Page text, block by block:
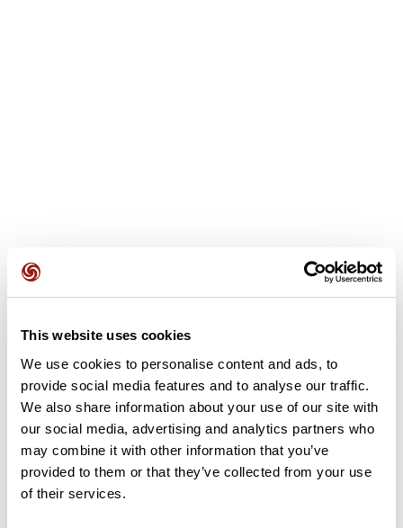
This website uses cookies
We use cookies to personalise content and ads, to
provide social media features and to analyse our traffic.
We also share information about your use of our site with
our social media, advertising and analytics partners who
may combine it with other information that you’ve
provided to them or that they’ve collected from your use
of their services.
Avis des utilisateurs
Soyez le premier à ajouter un avis !
Ajouter un avis
Résumé